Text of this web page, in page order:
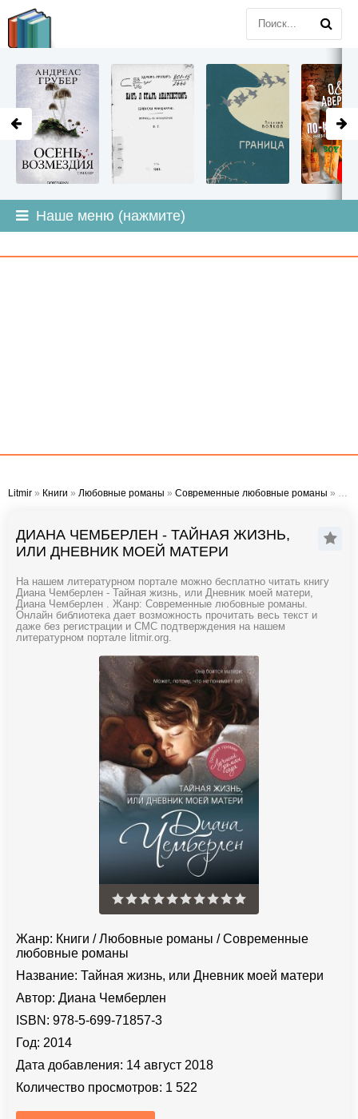
Наше меню (нажмите)
Litmir » Книги » Любовные романы » Современные любовные романы » Диана Чемберлен - Тайная жизнь, или Дневник моей матери
ДИАНА ЧЕМБЕРЛЕН - ТАЙНАЯ ЖИЗНЬ,
ИЛИ ДНЕВНИК МОЕЙ МАТЕРИ
На нашем литературном портале можно бесплатно читать книгу
Диана Чемберлен - Тайная жизнь, или Дневник моей матери,
Диана Чемберлен . Жанр: Современные любовные романы.
Онлайн библиотека дает возможность прочитать весь текст и
даже без регистрации и СМС подтверждения на нашем
литературном портале litmir.org.
Жанр: Книги /Любовные романы /Современные
любовные романы
Название: Тайная жизнь, или Дневник моей матери
Автор: Диана Чемберлен
ISBN: 978-5-699-71857-3
Год: 2014
Дата добавления: 14 август 2018
Количество просмотров: 1 522
LITMIR.ORG